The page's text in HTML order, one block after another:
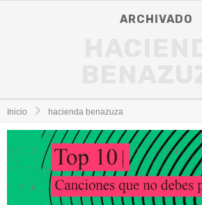
ARCHIVADO
Inicio hacienda benazuza